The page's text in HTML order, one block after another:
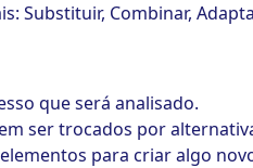
Substituir, Combinar,
que será analisado.
ser trocados por
para criar algo